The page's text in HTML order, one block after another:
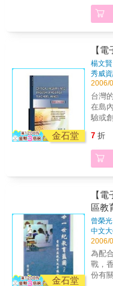
灣的
很多
視，
書引
教育
14個
案：◎
二、
教育
元化
英文
了科
鼓勵
看課
老師
五、
孩子
國文
英文
因材
科書
功
來，
成績
憂心
注這
人對
成功
培養
回歸
人格
教育
如果
雙洞
灣的
很多
視，
題一
書引
教育
14個
案：◎
二、
教育
元化
金石堂
【
楊文賢
秀威
2006/
台灣
在島
驗或
語教
影響
各種
潮、
一廣
英語
時時
7 折
金石堂
【
區教
曾榮光
中文
2006/
為配
戰，
份有